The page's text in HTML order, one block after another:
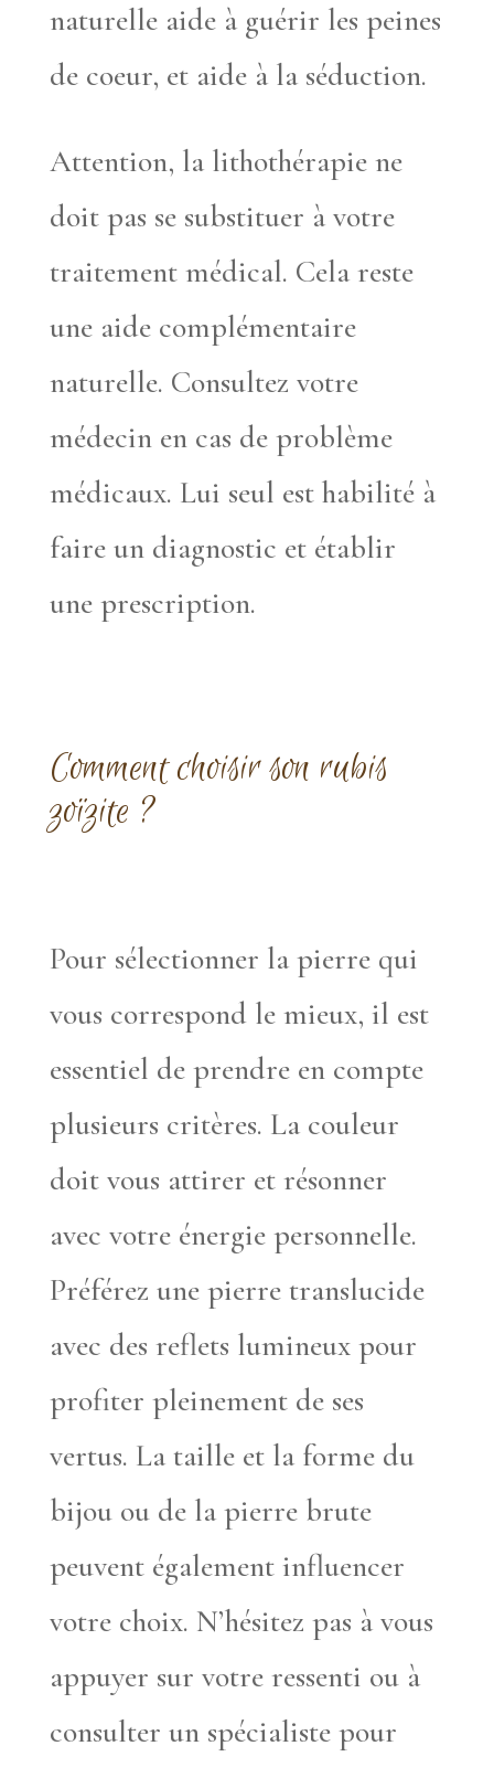
naturelle aide à guérir les peines
de coeur, et aide à la séduction.
Attention, la lithothérapie ne
doit pas se substituer à votre
traitement médical. Cela reste
une aide complémentaire
naturelle. Consultez votre
médecin en cas de problème
médicaux. Lui seul est habilité à
faire un diagnostic et établir
une prescription.
Comment choisir son rubis
zoïzite ?
Pour sélectionner la pierre qui
vous correspond le mieux, il est
essentiel de prendre en compte
plusieurs critères. La couleur
doit vous attirer et résonner
avec votre énergie personnelle.
Préférez une pierre translucide
avec des reflets lumineux pour
profiter pleinement de ses
vertus. La taille et la forme du
bijou ou de la pierre brute
peuvent également influencer
votre choix. N’hésitez pas à vous
appuyer sur votre ressenti ou à
consulter un spécialiste pour